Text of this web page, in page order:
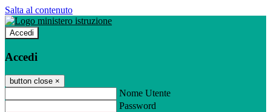
Salta al contenuto
Accedi
Accedi
button close ×
Nome Utente
Password